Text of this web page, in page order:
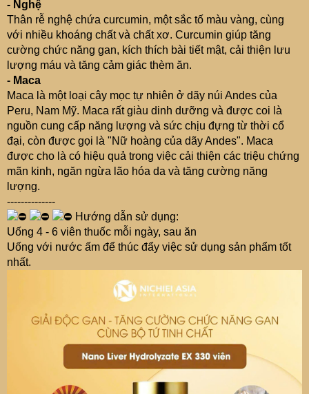
- Nghệ
Thân rễ nghệ chứa curcumin, một sắc tố màu vàng, cùng
với nhiều khoáng chất và chất xơ. Curcumin giúp tăng
cường chức năng gan, kích thích bài tiết mật, cải thiện lưu
lượng máu và tăng cảm giác thèm ăn.
- Maca
Maca là một loại cây mọc tự nhiên ở dãy núi Andes của
Peru, Nam Mỹ. Maca rất giàu dinh dưỡng và được coi là
nguồn cung cấp năng lượng và sức chịu đựng từ thời cổ
đại, còn được gọi là "Nữ hoàng của dãy Andes". Maca
được cho là có hiệu quả trong việc cải thiện các triệu chứng
mãn kinh, ngăn ngừa lão hóa da và tăng cường năng
lượng.
--------------
Hướng dẫn sử dụng:
Uống 4 - 6 viên thuốc mỗi ngày, sau ăn
Uống với nước ấm để thúc đẩy việc sử dụng sản phẩm tốt
nhất.